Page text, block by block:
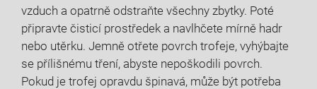
vzduch a opatrně odstraňte všechny zbytky. Poté
připravte čisticí prostředek a navlhčete mírně hadr
nebo utěrku. Jemně otřete povrch trofeje, vyhýbajte
se přílišnému tření, abyste nepoškodili povrch.
Pokud je trofej opravdu špinavá, může být potřeba